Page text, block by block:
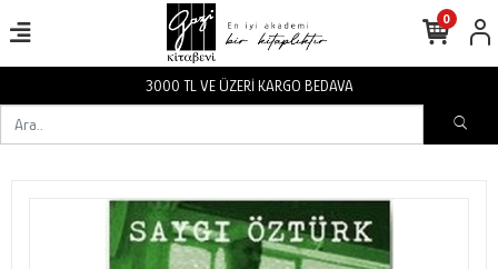
3000 TL VE ÜZERİ KARGO BEDAVA
0